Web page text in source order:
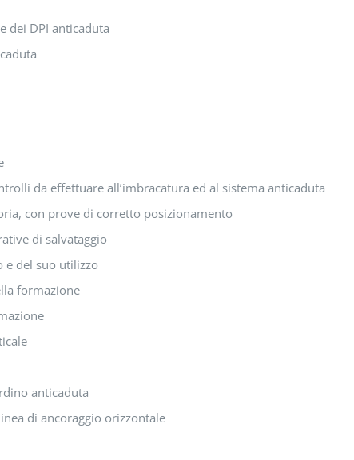
dei DPI anticaduta
da effettuare all’imbracatura ed al sistema anticaduta
con prove di corretto posizionamento
di salvataggio
e del suo utilizzo
formazione
anticaduta
di ancoraggio orizzontale